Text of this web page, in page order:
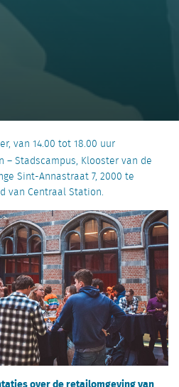
van 14.00 tot 18.00 uur
– Stadscampus, Klooster van de
Sint-Annastraat 7, 2000 te
van Centraal Station.
over de retailomgeving van